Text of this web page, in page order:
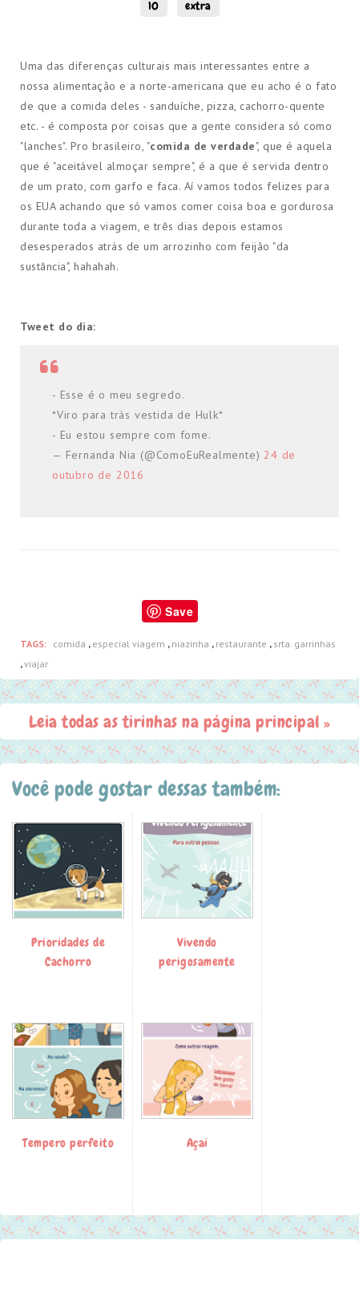
10
extra
Uma das diferenças culturais mais interessantes entre a
nossa alimentação e a norte-americana que eu acho é o fato
de que a comida deles - sanduíche, pizza, cachorro-quente
etc. - é composta por coisas que a gente considera só como
"lanches". Pro brasileiro, "comida de verdade", que é aquela
que é "aceitável almoçar sempre", é a que é servida dentro
de um prato, com garfo e faca. Aí vamos todos felizes para
os EUA achando que só vamos comer coisa boa e gordurosa
durante toda a viagem, e três dias depois estamos
desesperados atrás de um arrozinho com feijão "da
sustância", hahahah.
Tweet do dia:
- Esse é o meu segredo.
*Viro para trás vestida de Hulk*
- Eu estou sempre com fome.
— Fernanda Nia (@ComoEuRealmente)24 de
outubro de 2016
Save
TAGS: comida , especial viagem , niazinha , restaurante , srta. garrinhas
,viajar
Leia todas as tirinhas na página principal »
Você pode gostar dessas também:
Prioridades de
Cachorro
Vivendo
perigosamente
Tempero perfeito Açaí